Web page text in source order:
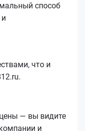
способ
что и
— вы видите
и